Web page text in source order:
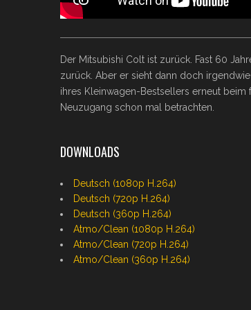
Der Mitsubishi Colt ist zurück. Fast 60
zurück. Aber er sieht dann doch
ihres Kleinwagen-Bestsellers erneut
Neuzugang schon mal betrachten.
DOWNLOADS
Deutsch (1080p H.264)
Deutsch (720p H.264)
Deutsch (360p H.264)
Atmo/Clean (1080p H.264)
Atmo/Clean (720p H.264)
Atmo/Clean (360p H.264)